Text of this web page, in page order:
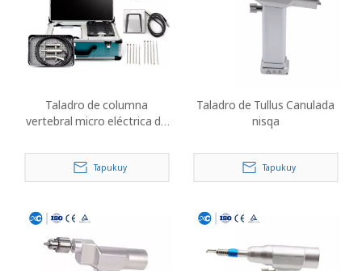
Taladro de columna
vertebral micro eléctrica de
Tapukuy
Taladro de Tullus Canulada
nisqa
Tapukuy